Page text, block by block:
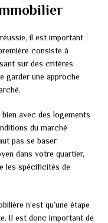
il est important
consiste à
sur des critères
garder une approche
avec des logements
du marché
pas se baser
dans votre quartier,
les spécificités de
n’est qu’une étape
Il est donc important de